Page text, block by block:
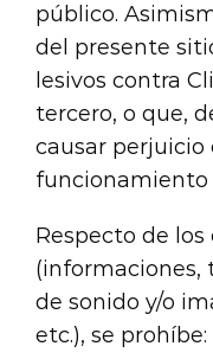
público.
del presente
lesivos contra
tercero, o que,
causar
funcionamiento
Respecto de
(informaciones,
de sonido y/o
etc.), se prohíbe: